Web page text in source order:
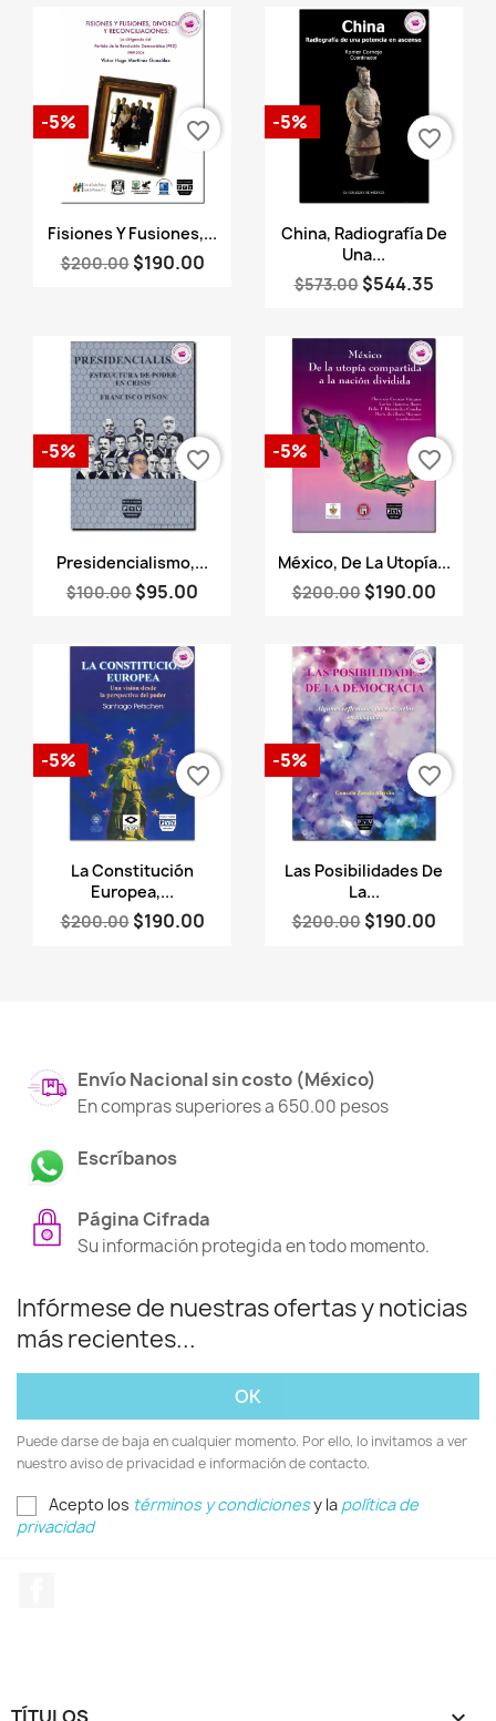
Vista rápida
Fisiones Y Fusiones,...
$200.00 $190.00
-5% favorite_border
Vista rápida
China, Radiografía De
Una...
$573.00 $544.35
-5%
favorite_border
Vista rápida
Presidencialismo,...
$100.00 $95.00
-5% favorite_border
Vista rápida
México, De La Utopía...
$200.00 $190.00
-5% favorite_border
Vista rápida
La Constitución
Europea,...
$200.00 $190.00
-5%
favorite_border
Vista rápida
Las Posibilidades De
La...
$200.00 $190.00
-5%
favorite_border
Envío Nacional sin costo (México)
En compras superiores a 650.00 pesos
Escríbanos
Página Cifrada
Su información protegida en todo momento.
Infórmese de nuestras ofertas y noticias
más recientes...
Puede darse de baja en cualquier momento. Por ello, lo invitamos a ver
nuestro aviso de privacidad e información de contacto.
Acepto los términos y condicionesy la política de
privacidad